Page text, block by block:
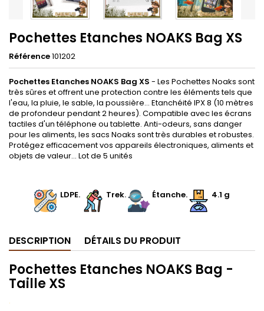
Pochettes Etanches NOAKS Bag XS
Référence101202
Pochettes Etanches NOAKS Bag XS - Les Pochettes Noaks sont
très sûres et offrent une protection contre les éléments tels que
l'eau, la pluie, le sable, la poussière... Etanchéité IPX 8 (10 mètres
de profondeur pendant 2 heures). Compatible avec les écrans
tactiles d'un téléphone ou tablette. Anti-odeurs, sans danger
pour les aliments, les sacs Noaks sont très durables et robustes.
Protégez efficacement vos appareils électroniques, aliments et
objets de valeur... Lot de 5 unités
LDPE. Trek. Étanche. 4.1 g
DESCRIPTION DÉTAILS DU PRODUIT
Pochettes Etanches NOAKS Bag -
Taille XS
.